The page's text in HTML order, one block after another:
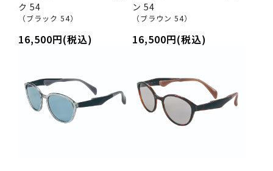
ク 54
（ブラック 54）
16,500円(税込)
ン 54
（ブラウン 54）
16,500円(税込)